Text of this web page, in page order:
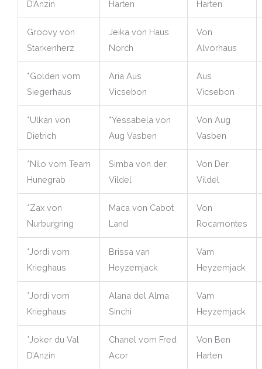
D’Anzin Harten Harten
Groovy von
Starkenherz
Jeika von Haus
Norch
Von
Alvorhaus
*Golden vom
Siegerhaus
Aria Aus
Vicsebon
Aus
Vicsebon
*Ulkan von
Dietrich
*Yessabela von
Aug Vasben
Von Aug
Vasben
*Nilo vom Team
Hunegrab
Simba von der
Vildel
Von Der
Vildel
*Zax von
Nurburgring
Maca von Cabot
Land
Von
Rocamontes
*Jordi vom
Krieghaus
Brissa van
Heyzemjack
Vam
Heyzemjack
*Jordi vom
Krieghaus
Alana del Alma
Sinchi
Vam
Heyzemjack
*Joker du Val
D’Anzin
Chanel vom Fred
Acor
Von Ben
Harten